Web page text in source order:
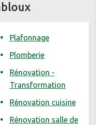
Plafonnage
Plomberie
Rénovation -
Transformation
Rénovation cuisine
Rénovation salle de